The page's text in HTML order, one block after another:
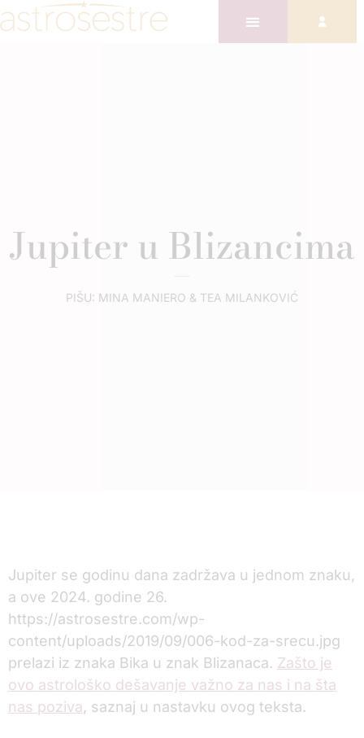
Jupiter u Blizancima
PIŠU: MINA MANIERO & TEA MILANKOVIĆ
Jupiter se godinu dana zadržava u jednom znaku,
a ove 2024. godine 26.
https://astrosestre.com/wp-
content/uploads/2019/09/006-kod-za-srecu.jpg
prelazi iz znaka Bika u znak Blizanaca. Zašto je
ovo astrološko dešavanje važno za nas i na šta
nas poziva, saznaj u nastavku ovog teksta.